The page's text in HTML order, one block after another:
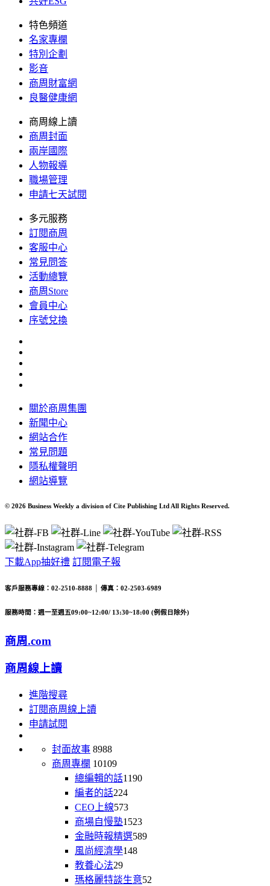
特色頻道
名家專欄
特別企劃
影音
商周財富網
良醫健康網
商周線上讀
商周封面
兩岸國際
人物報導
職場管理
申請七天試閱
多元服務
訂閱商周
客服中心
常見問答
活動總覽
商周Store
會員中心
序號兌換
關於商周集團
新聞中心
網站合作
常見問題
隱私權聲明
網站導覽
© 2026 Business Weekly a division of Cite Publishing Ltd All Rights Reserved.
下載App抽好禮 訂閱電子報
客戶服務專線：02-2510-8888 │ 傳真：02-2503-6989
服務時間：週一至週五09:00~12:00/ 13:30~18:00 (例假日除外)
商周.com
商周線上讀
進階搜尋
訂閱商周線上讀
申請試閱
封面故事 8988
商周專欄 10109
總編輯的話1190
編者的話224
CEO上線573
商場自慢塾1523
金融時報精選589
風尚經濟學148
教養心法29
瑪格麗特談生意52